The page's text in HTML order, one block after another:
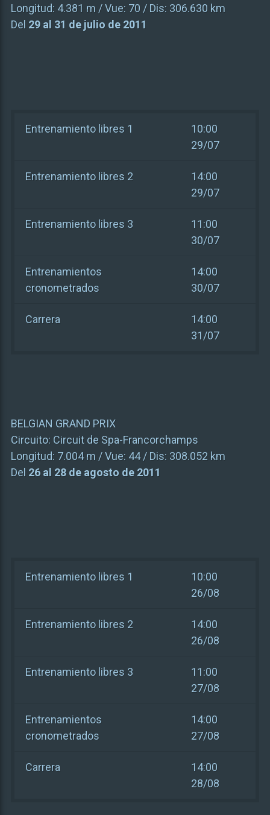
Longitud: 4.381 m / Vue: 70 / Dis: 306.630 km
Del 29 al 31 de julio de 2011
Entrenamiento libres 1
10:00
29/07
Entrenamiento libres 2
14:00
29/07
Entrenamiento libres 3
11:00
30/07
Entrenamientos
cronometrados
14:00
30/07
Carrera
14:00
31/07
BELGIAN GRAND PRIX
Circuito: Circuit de Spa-Francorchamps
Longitud: 7.004 m / Vue: 44/ Dis: 308.052 km
Del 26 al 28 de agosto de 2011
Entrenamiento libres 1
10:00
26/08
Entrenamiento libres 2
14:00
26/08
Entrenamiento libres 3
11:00
27/08
Entrenamientos
cronometrados
14:00
27/08
Carrera
14:00
28/08